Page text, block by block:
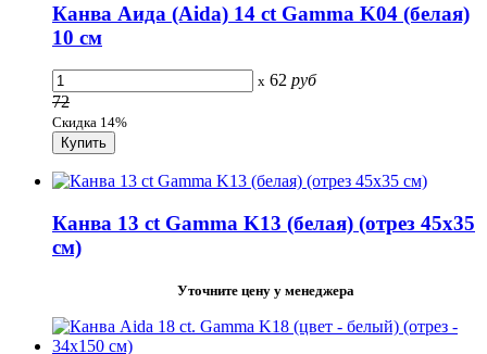
Канва Аида (Aida) 14 ct Gamma K04 (белая)
10 см
x 62 руб
72
Скидка 14%
Канва 13 ct Gamma K13 (белая) (отрез 45х35
см)
Уточните цену у менеджера